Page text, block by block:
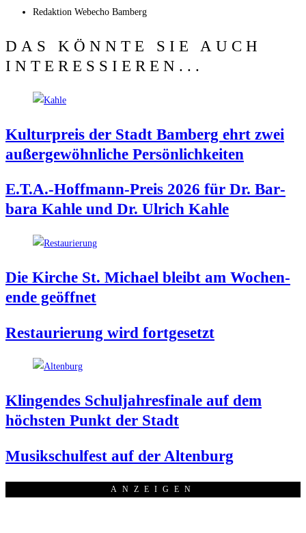
Redak­ti­on Web­echo Bamberg
DAS KÖNNTE SIE AUCH
INTERESSIEREN...
Kul­tur­preis der Stadt Bam­berg ehrt zwei
außer­ge­wöhn­li­che Persönlichkeiten
E.T.A.-Hoffmann-Preis 2026 für Dr. Bar­
ba­ra Kah­le und Dr. Ulrich Kahle
Die Kir­che St. Micha­el bleibt am Wochen­
en­de geöffnet
Restau­rie­rung wird fortgesetzt
Klin­gen­des Schul­jah­res­fi­na­le auf dem
höchs­ten Punkt der Stadt
Musik­schul­fest auf der Altenburg
ANZEI­GEN